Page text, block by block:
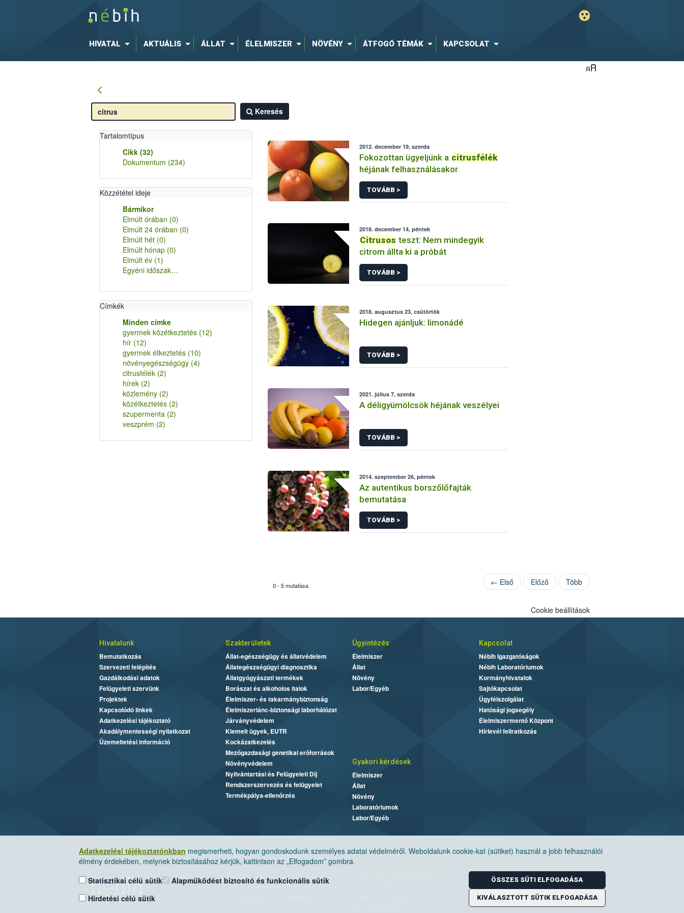
HIVATAL AKTUÁLIS ÁLLAT ÉLELMISZER NÖVÉNY ÁTFOGÓ TÉMÁK KAPCSOLAT
Keresés
Tartalomtípus
Cikk (32)
Dokumentum (234)
Közzététel ideje
Bármikor
Elmúlt órában (0)
Elmúlt 24 órában (0)
Elmúlt hét (0)
Elmúlt hónap (0)
Elmúlt év (1)
Egyéni időszak…
Címkék
Minden címke
gyermek közétkeztetés (12)
hír (12)
gyermek étkeztetés (10)
növényegészségügy (4)
citrusfélék (2)
hírek (2)
közlemény (2)
közétkeztetés (2)
szupermenta (2)
veszprém (2)
2012. december 19, szerda
Fokozottan ügyeljünk a citrusfélék
héjának felhasználásakor
TOVÁBB >
2018. december 14, péntek
Citrusos teszt: Nem mindegyik
citrom állta ki a próbát
TOVÁBB >
2018. augusztus 23, csütörtök
Hidegen ajánljuk: limonádé
TOVÁBB >
2021. július 7, szerda
A déligyümölcsök héjának veszélyei
TOVÁBB >
2014. szeptember 26, péntek
Az autentikus borszőlőfajták
bemutatása
TOVÁBB >
0 - 5 mutatása ← Első Előző Több
Adatkezelési tájékoztatónkban megismerheti, hogyan gondoskodunk személyes adatai védelméről. Weboldalunk cookie-kat (sütiket) használ a jobb felhasználói
élmény érdekében, melynek biztosításához kérjük, kattintson az „Elfogadom” gombra.
Statisztikai célú sütik
Hirdetési célú sütik
Alapműködést biztosító és funkcionális sütik ÖSSZES SÜTI ELFOGADÁSA
KIVÁLASZTOTT SÜTIK ELFOGADÁSA
Cookie beállítások
Hivatalunk
Bemutatkozás
Szervezeti felépítés
Gazdálkodási adatok
Felügyeleti szervünk
Projektek
Kapcsolódó linkek
Adatkezelési tájékoztató
Akadálymentességi nyilatkozat
Üzemeltetési információ
Szakterületek
Állat-egészségügy és állatvédelem
Állategészségügyi diagnosztika
Állatgyógyászati termékek
Borászat és alkoholos italok
Élelmiszer- és takarmánybiztonság
Élelmiszerlánc-biztonsági laborhálózat
Járványvédelem
Kiemelt ügyek, EUTR
Kockázatkezelés
Mezőgazdasági genetikai erőforrások
Növényvédelem
Nyilvántartási és Felügyeleti Díj
Rendszerszervezés és felügyelet
Termékpálya-ellenőrzés
Ügyintézés
Élelmiszer
Állat
Növény
Labor/Egyéb
Kapcsolat
Nébih Igazgatóságok
Nébih Laboratóriumok
Kormányhivatalok
Sajtókapcsolat
Ügyfélszolgálat
Hatósági jogsegély
Élelmiszermentő Központ
Hírlevél feliratkozás
Gyakori kérdések
Élelmiszer
Állat
Növény
Laboratóriumok
Labor/Egyéb
Nemzeti Élelmiszerlánc-biztonsági Hivatal